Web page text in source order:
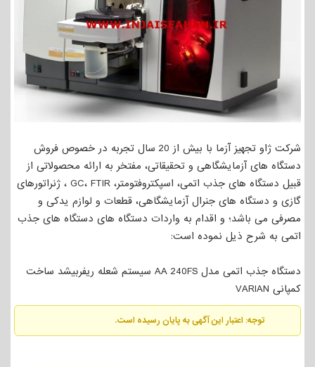
شرکت ژاو تجهیز آزما با بیش از 20 سال تجربه در خصوص فروش
دستگاه های آزمایشگاهی و تحقیقاتی، مفتخر به ارائه محصولاتی از
قبیل دستگاه های جذب اتمی، اسپکتروفتومتر، GC، FTIR ، ژنراتورهای
گازی و دستگاه های جنرال آزمایشگاهی، قطعات و لوازم یدکی و
مصرفی می باشد؛ و اقدام به واردات دستگاه های دستگاه های جذب
اتمی به شرح ذیل نموده است:
دستگاه جذب اتمی مدل AA 240FS سیستم شعله ریفربیشد ساخت
کمپانی VARIAN
توجه: اعتبار این آگهی به پایان رسیده است.